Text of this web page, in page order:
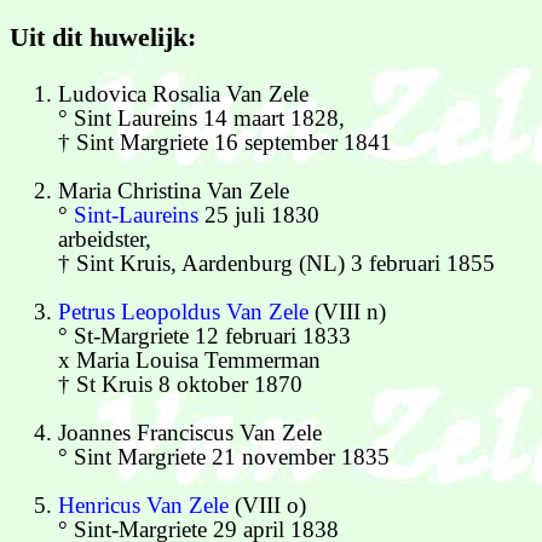
Uit dit huwelijk:
Ludovica Rosalia Van Zele
° Sint Laureins 14 maart 1828,
† Sint Margriete 16 september 1841
Maria Christina Van Zele
° Sint-Laureins 25 juli 1830
arbeidster,
† Sint Kruis, Aardenburg (NL) 3 februari 1855
Petrus Leopoldus Van Zele (VIII n)
° St-Margriete 12 februari 1833
x Maria Louisa Temmerman
† St Kruis 8 oktober 1870
Joannes Franciscus Van Zele
° Sint Margriete 21 november 1835
Henricus Van Zele (VIII o)
° Sint-Margriete 29 april 1838